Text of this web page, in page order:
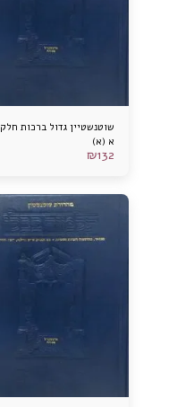
שוטנשטיין גדול ברכות חלק
א (א)
₪132